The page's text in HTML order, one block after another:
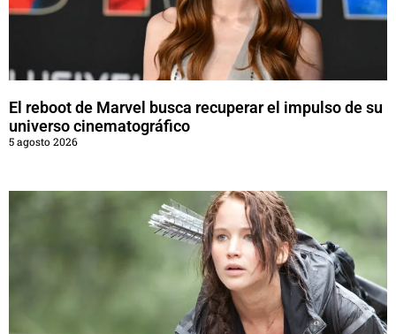
El reboot de Marvel busca recuperar el impulso de su
universo cinematográfico
5 agosto 2026